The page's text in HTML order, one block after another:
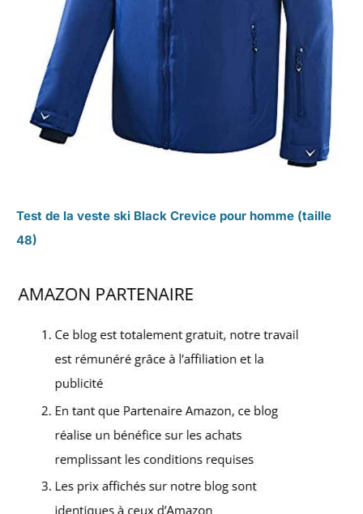
Test de la veste ski Black Crevice pour homme (taille
48)